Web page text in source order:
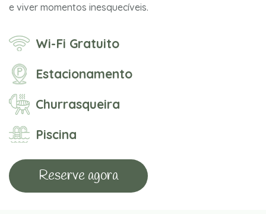
e viver momentos inesquecíveis.
Wi-Fi Gratuito
Estacionamento
Churrasqueira
Piscina
Reserve agora